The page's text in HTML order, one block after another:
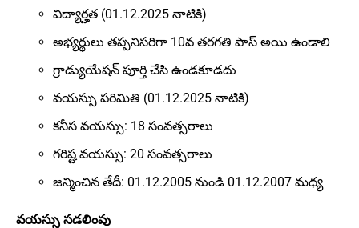
విద్యార్హత (01.12.2025 నాటికి)
అభ్యర్థులు తప్పనిసరిగా 10వ తరగతి పాస్ అయి ఉండాలి
గ్రాడ్యుయేషన్ పూర్తి చేసి ఉండకూడదు
వయస్సు పరిమితి (01.12.2025 నాటికి)
కనీస వయస్సు: 18 సంవత్సరాలు
గరిష్ట వయస్సు: 20 సంవత్సరాలు
జన్మించిన తేదీ: 01.12.2005 నుండి 01.12.2007 మధ్య
వయస్సు సడలింపు